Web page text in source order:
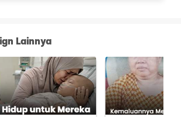
menurun. Sekitar tiga minggu terakhir,
banyak tidur, kehilangan nafsu makan,
urinnya dalam 24 jam sangat sedikit.
sebelumnya, beliau juga telah menjalani
pemasangan VP shunt karena ditemukan
Lainnya